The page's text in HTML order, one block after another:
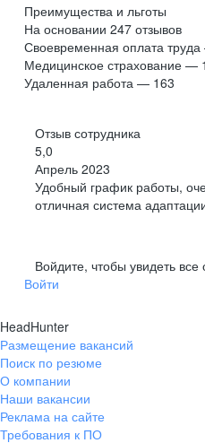
Преимущества и льготы
На основании 247 отзывов
Своевременная оплата
Медицинское страхование —
Удаленная работа — 163
Отзыв сотрудника
5,0
Апрель 2023
Удобный график работы,
отличная система
Войдите, чтобы увидеть все
Войти
HeadHunter
Размещение вакансий
Поиск по резюме
О компании
Наши вакансии
Реклама на сайте
Требования к ПО